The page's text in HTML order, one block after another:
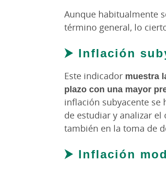
Aunque habitualmente
término general, lo
⮞ Inflación
Este indicador muestra
plazo con una mayor
inflación subyacente
de estudiar y analizar
también en la toma de
⮞ Inflación